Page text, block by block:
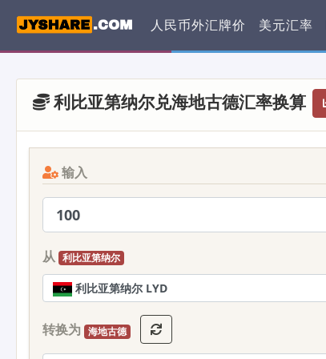
人民币外汇牌价 美元汇率
利比亚第纳尔兑海地古德汇率换算
输入
从 利比亚第纳尔
利比亚第纳尔 LYD
转换为 海地古德